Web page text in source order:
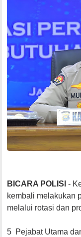
BICARA POLISI -
kembali melakukan
melalui rotasi dan
5 Pejabat Utama